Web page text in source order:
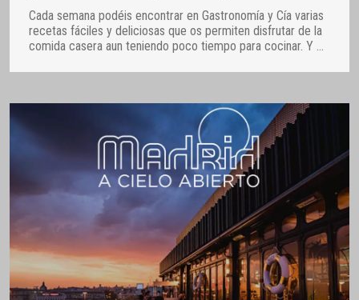
Cada semana podéis encontrar en Gastronomía y Cía varias
recetas fáciles y deliciosas que os permiten disfrutar de la
comida casera aun teniendo poco tiempo para cocinar. Y